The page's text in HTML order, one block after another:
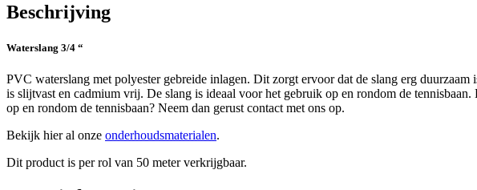
Beschrijving
Waterslang 3/4 “
PVC waterslang met polyester gebreide inlagen. Dit zorgt ervoor dat de slang erg
is slijtvast en cadmium vrij. De slang is ideaal voor het gebruik op en rondom de
op en rondom de tennisbaan? Neem dan gerust contact met ons op.
Bekijk hier al onze onderhoudsmaterialen.
Dit product is per rol van 50 meter verkrijgbaar.